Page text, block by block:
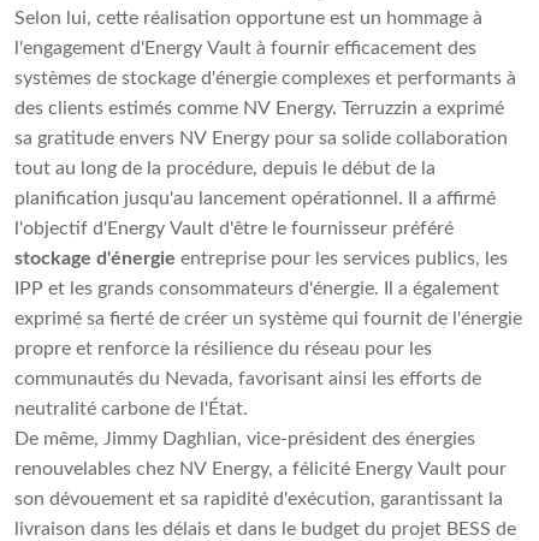
Selon lui, cette réalisation opportune est un hommage à
l'engagement d'Energy Vault à fournir efficacement des
systèmes de stockage d'énergie complexes et performants à
des clients estimés comme NV Energy. Terruzzin a exprimé
sa gratitude envers NV Energy pour sa solide collaboration
tout au long de la procédure, depuis le début de la
planification jusqu'au lancement opérationnel. Il a affirmé
l'objectif d'Energy Vault d'être le fournisseur préféré
stockage d'énergie entreprise pour les services publics, les
IPP et les grands consommateurs d'énergie. Il a également
exprimé sa fierté de créer un système qui fournit de l'énergie
propre et renforce la résilience du réseau pour les
communautés du Nevada, favorisant ainsi les efforts de
neutralité carbone de l'État.
De même, Jimmy Daghlian, vice-président des énergies
renouvelables chez NV Energy, a félicité Energy Vault pour
son dévouement et sa rapidité d'exécution, garantissant la
livraison dans les délais et dans le budget du projet BESS de